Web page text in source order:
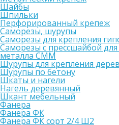
Шайбы
Шпильки
Перфорированный крепеж
Саморезы, шурупы
Саморезы для крепления
Саморезы с прессшайбой
металла СММ
Шурупы для крепления
Шурупы по бетону
Шкаты и нагели
Нагель деревянный
Шкант мебельный
Фанера
Фанера ФК
Фанера ФК сорт 2/4 Ш2